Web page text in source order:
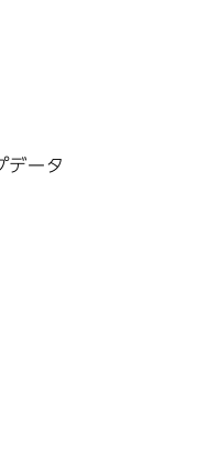
データ